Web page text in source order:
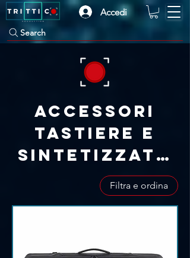
Accedi
Search
Accessori
Tastiere e
Sintetizzato
ri Filtra e ordina